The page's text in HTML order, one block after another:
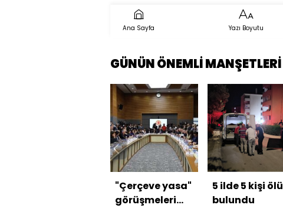
Ana Sayfa Yazı Boyutu
GÜNÜN ÖNEMLİ MANŞETLERİ
"Çerçeve yasa"
görüşmeleri
5 ilde 5 kişi ölü
bulundu